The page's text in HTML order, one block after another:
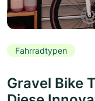
Fahrradtypen
Gravel Bike